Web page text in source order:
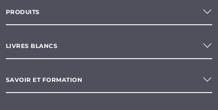
PRODUITS
LIVRES BLANCS
SAVOIR ET FORMATION